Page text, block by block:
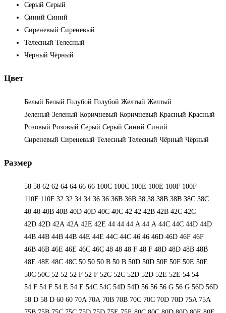
Серый Серый
Синий Синий
Сиреневый Сиреневый
Телесный Телесный
Чёрный Чёрный
Цвет
Белый Белый Голубой Голубой Желтый Желтый
Зеленый Зеленый Коричневый Коричневый Красный Красный
Розовый Розовый Серый Серый Синий Синий
Сиреневый Сиреневый Телесный Телесный Чёрный Чёрный
Размер
58 58 62 62 64 64 66 66 100C 100C 100E 100E 100F 100F
110F 110F 32 32 34 34 36 36 36B 36B 38 38 38B 38B 38С 38С
40 40 40B 40B 40D 40D 40С 40С 42 42 42B 42B 42C 42C
42D 42D 42А 42А 42Е 42Е 44 44 44 А 44 А 44C 44C 44D 44D
44В 44В 44В 44В 44Е 44Е 44С 44С 46 46 46D 46D 46F 46F
46В 46В 46Е 46Е 46С 46С 48 48 48 F 48 F 48D 48D 48В 48В
48Е 48Е 48С 48С 50 50 50 B 50 B 50D 50D 50F 50F 50Е 50Е
50С 50С 52 52 52 F 52 F 52C 52C 52D 52D 52E 52E 54 54
54 F 54 F 54 Е 54 Е 54C 54C 54D 54D 56 56 56 G 56 G 56D 56D
58 D 58 D 60 60 70A 70A 70B 70B 70C 70C 70D 70D 75A 75A